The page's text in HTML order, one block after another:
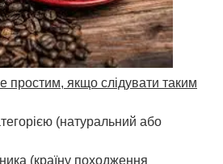
простим, якщо слідувати таким
(натуральний або
(країну походження